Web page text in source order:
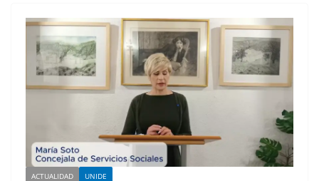
ACTUALIDAD UNIDE